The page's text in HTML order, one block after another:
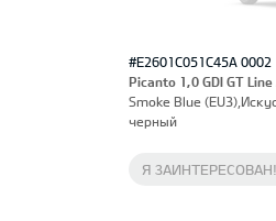
#E2601C051C45A 0002
Picanto 1,0 GDI GT Line
Smoke Blue
черный
Я ЗАИНТЕРЕСОВАН!